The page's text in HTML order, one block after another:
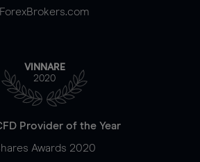
ForexBrokers.com
VINNARE
2020
Provider of the Year
Awards 2020